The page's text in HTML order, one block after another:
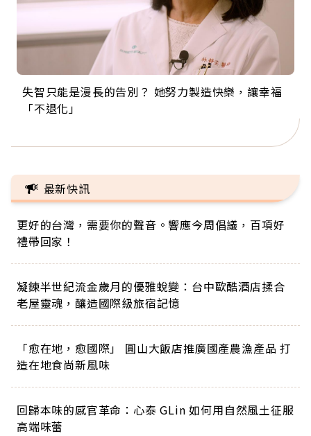
失智只能是漫長的告別？ 她努力製造快樂，讓幸福
「不退化」
來自剛果的巧克力神父 為台灣奉獻36年 「台灣是我
的家，我連作夢都講台語！」
63歲卸矽谷副總、搬回台灣找快樂！「蛋黃哥小
丑」走進安養院，逗樂上萬爺奶：退休後才開始真
104歲打破金氏世界紀錄 成為全球最年長羽球選
手，分享長壽的秘密原來是「這個」
事業巔峰他選擇追夢…黑手阿伯拉小提琴還登上小
巨蛋！連CNN都大讚！
最新快訊
更好的台灣，需要你的聲音。響應今周倡議，百項好
禮帶回家！
凝鍊半世紀流金歲月的優雅蛻變：台中歐酷酒店揉合
老屋靈魂，釀造國際級旅宿記憶
「愈在地，愈國際」 圓山大飯店推廣國產農漁產品 打
造在地食尚新風味
回歸本味的感官革命：心泰 GLin 如何用自然風土征服
高端味蕾